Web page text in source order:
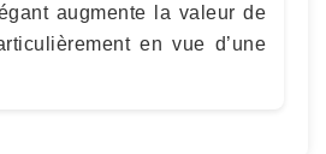
augmente la valeur de
en vue d’une